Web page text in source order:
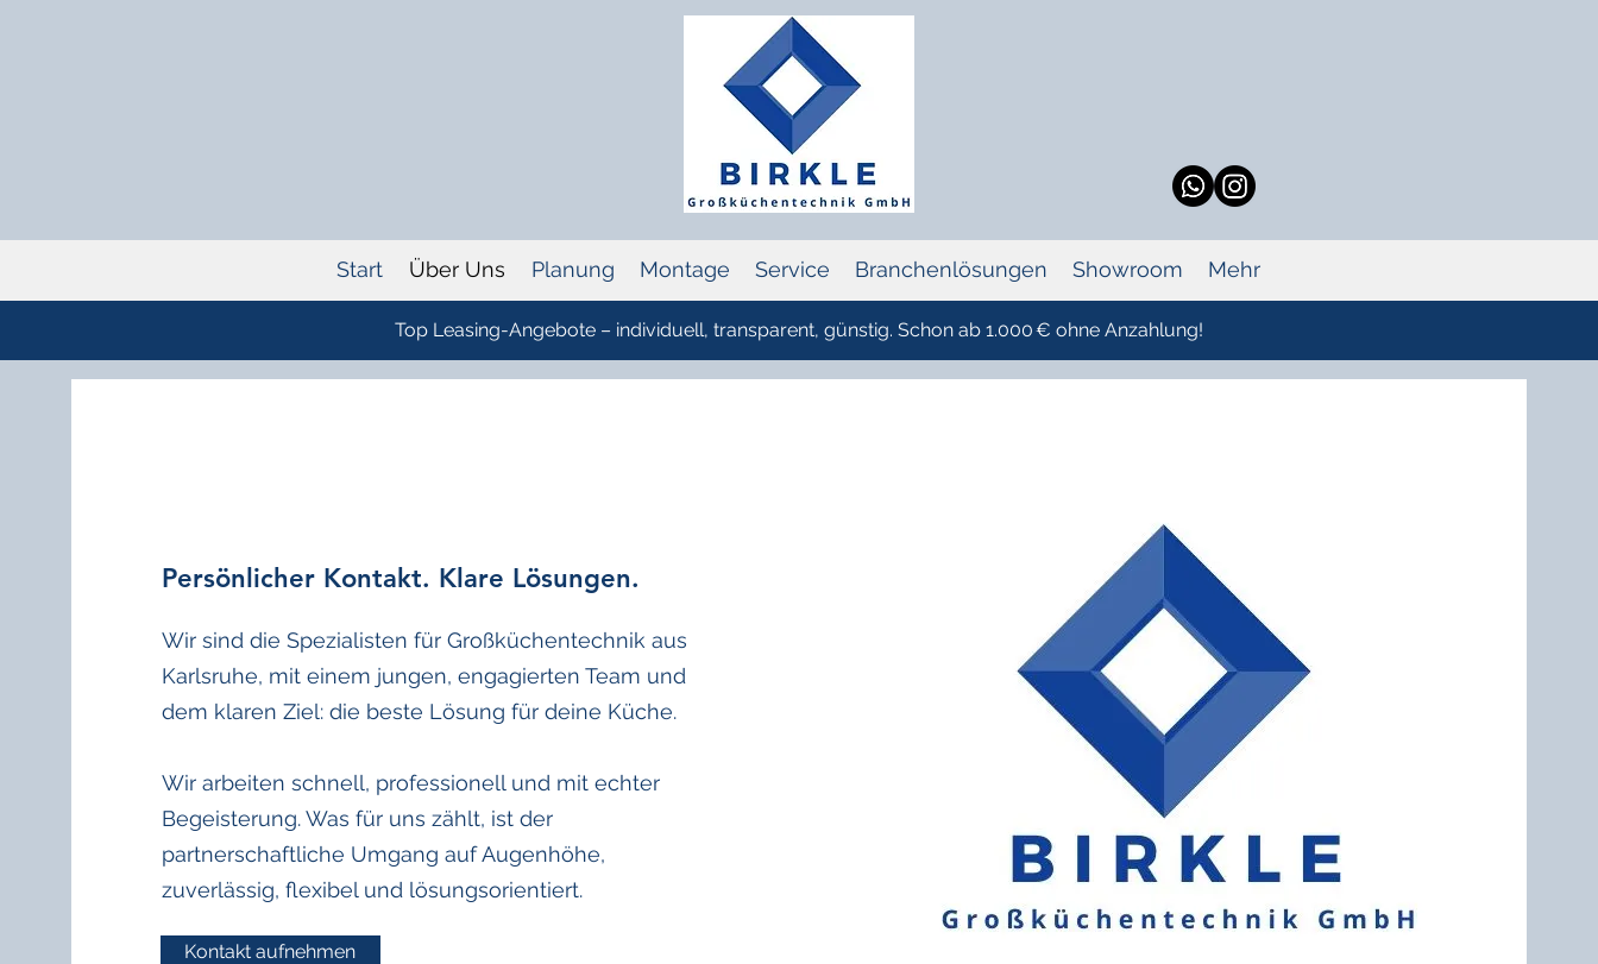
Start Über Uns Planung Montage Service Branchenlösungen Showroom Mehr
Top Leasing-Angebote – individuell, transparent, günstig. Schon ab 1.000 € ohne Anzahlung!
Persönlicher Kontakt. Klare Lösungen.
Wir sind die Spezialisten für Großküchentechnik aus
Karlsruhe, mit einem jungen, engagierten Team und
dem klaren Ziel: die beste Lösung für deine Küche.
Wir arbeiten schnell, professionell und mit echter
Begeisterung. Was für uns zählt, ist der
partnerschaftliche Umgang auf Augenhöhe,
zuverlässig, flexibel und lösungsorientiert.
Kontakt aufnehmen